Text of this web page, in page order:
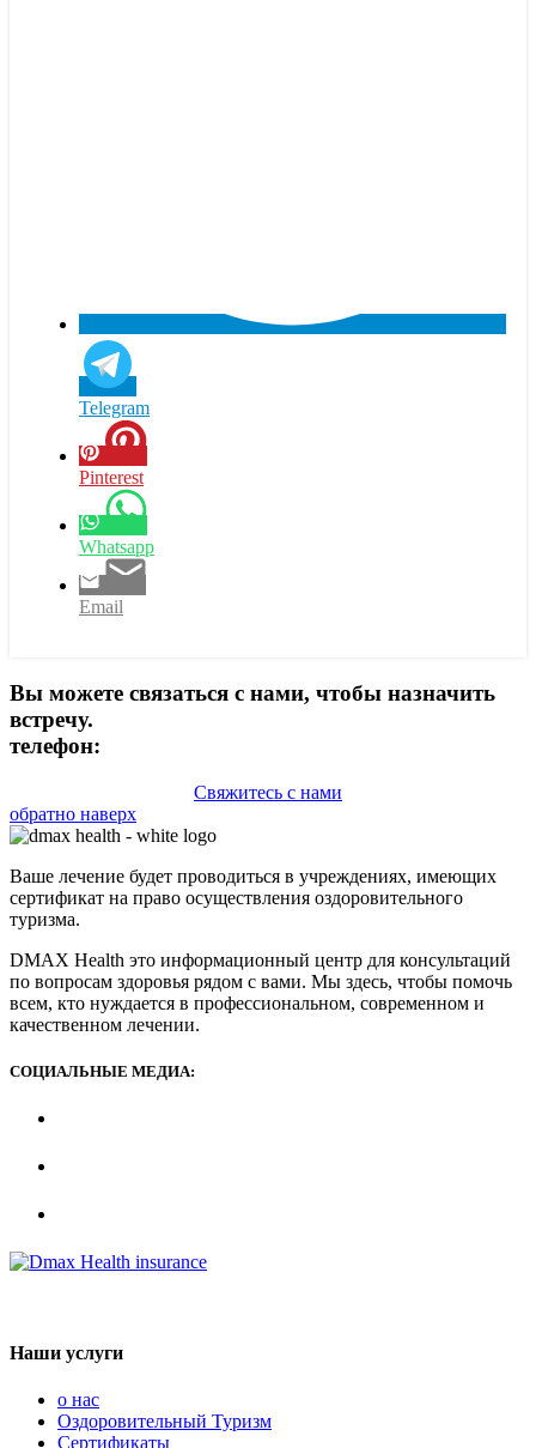
Telegram
Pinterest
Whatsapp
Email
Вы можете связаться с нами, чтобы назначить
встречу.
телефон:
Свяжитесь с нами
обратно наверх
Ваше лечение будет проводиться в учреждениях, имеющих
сертификат на право осуществления оздоровительного
туризма.
DMAX Health это информационный центр для консультаций
по вопросам здоровья рядом с вами. Мы здесь, чтобы помочь
всем, кто нуждается в профессиональном, современном и
качественном лечении.
СОЦИАЛЬНЫЕ МЕДИА:
Наши услуги
о нас
Оздоровительный Туризм
Сертификаты